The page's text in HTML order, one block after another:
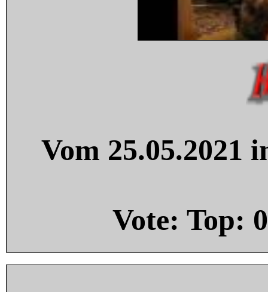
Vom 25.05.2021
Vote: Top: 0